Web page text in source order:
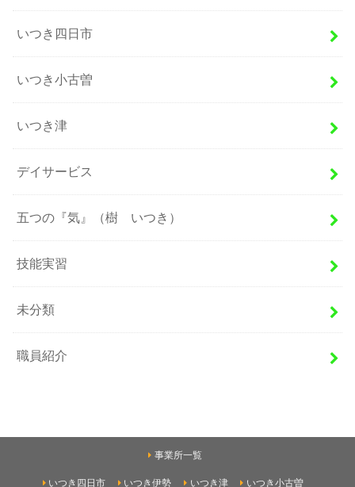
いつき四日市
いつき小古曽
いつき津
デイサービス
五つの『気』（樹 いつき）
技能実習
未分類
職員紹介
事業所一覧
いつき四日市 いつき伊勢 いつき津 いつき小古曽